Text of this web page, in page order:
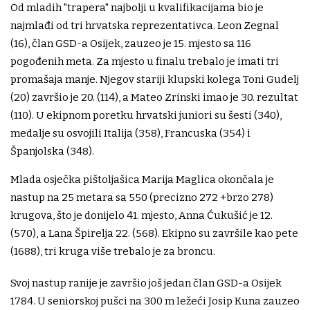
Od mladih "trapera" najbolji u kvalifikacijama bio je
najmlađi od tri hrvatska reprezentativca. Leon Zegnal
(16), član GSD-a Osijek, zauzeo je 15. mjesto sa 116
pogođenih meta. Za mjesto u finalu trebalo je imati tri
promašaja manje. Njegov stariji klupski kolega Toni Gudelj
(20) završio je 20. (114), a Mateo Zrinski imao je 30. rezultat
(110). U ekipnom poretku hrvatski juniori su šesti (340),
medalje su osvojili Italija (358), Francuska (354) i
Španjolska (348).
Mlada osječka pištoljašica Marija Maglica okončala je
nastup na 25 metara sa 550 (precizno 272 +brzo 278)
krugova, što je donijelo 41. mjesto, Anna Ćukušić je 12.
(570), a Lana Špirelja 22. (568). Ekipno su završile kao pete
(1688), tri kruga više trebalo je za broncu.
Svoj nastup ranije je završio još jedan član GSD-a Osijek
1784. U seniorskoj pušci na 300 m ležeći Josip Kuna zauzeo